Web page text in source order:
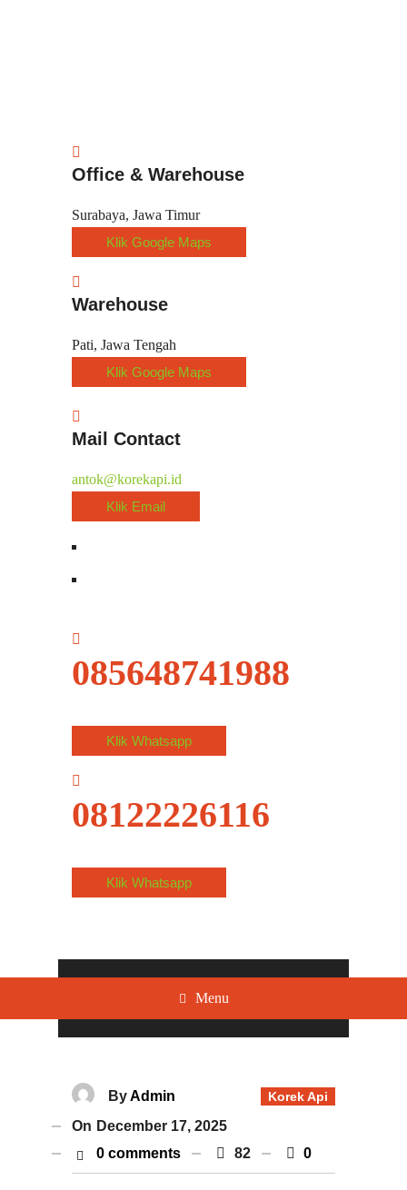
Office & Warehouse
Surabaya, Jawa Timur
Klik Google Maps
Warehouse
Pati, Jawa Tengah
Klik Google Maps
Mail Contact
antok@korekapi.id
Klik Email
085648741988
Klik Whatsapp
08122226116
Klik Whatsapp
Menu
Korek Api
ByAdmin
On December 17, 2025
0 comments
82 0